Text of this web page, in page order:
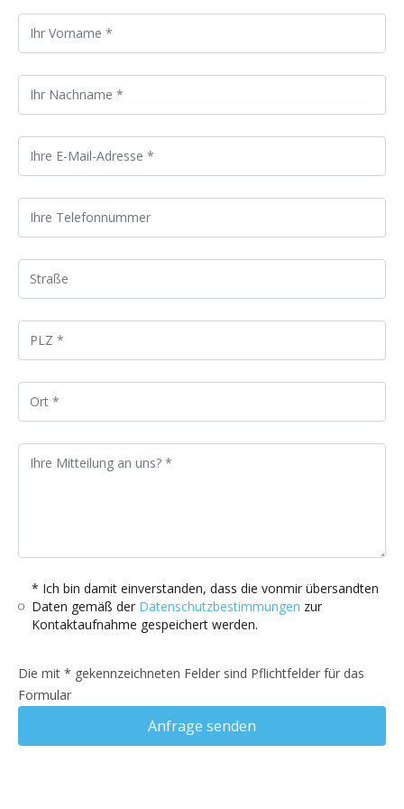
* Ich bin damit einverstanden, dass die vonmir übersandten
Daten gemäß der Datenschutzbestimmungen zur
Kontaktaufnahme gespeichert werden.
Die mit * gekennzeichneten Felder sind Pflichtfelder für das
Formular
Anfrage senden